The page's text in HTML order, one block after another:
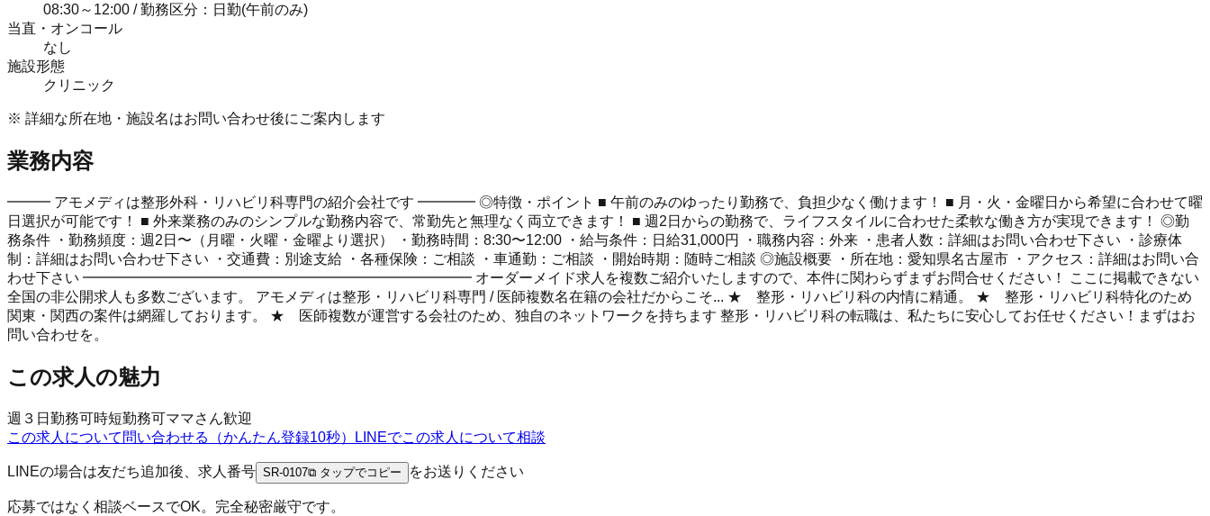
08:30～12:00 / 勤務区分：日勤(午前のみ)
当直・オンコール
なし
施設形態
クリニック
※ 詳細な所在地・施設名はお問い合わせ後にご案内します
業務内容
━━━ アモメディは整形外科・リハビリ科専門の紹介会社です ━━━━ ◎特徴・ポイント ■ 午前のみのゆったり勤務で、負担少なく働けます！ ■ 月・火・金曜日から希望に合わせて曜
日選択が可能です！ ■ 外来業務のみのシンプルな勤務内容で、常勤先と無理なく両立できます！ ■ 週2日からの勤務で、ライフスタイルに合わせた柔軟な働き方が実現できます！ ◎勤
務条件 ・勤務頻度：週2日〜（月曜・火曜・金曜より選択） ・勤務時間：8:30〜12:00 ・給与条件：日給31,000円 ・職務内容：外来 ・患者人数：詳細はお問い合わせ下さい ・診療体
制：詳細はお問い合わせ下さい ・交通費：別途支給 ・各種保険：ご相談 ・車通勤：ご相談 ・開始時期：随時ご相談 ◎施設概要 ・所在地：愛知県名古屋市 ・アクセス：詳細はお問い合
わせ下さい ━━━━━━━━━━━━━━━━━━━━━━━━━━━ オーダーメイド求人を複数ご紹介いたしますので、本件に関わらずまずお問合せください！ ここに掲載できない
全国の非公開求人も多数ございます。 アモメディは整形・リハビリ科専門 / 医師複数名在籍の会社だからこそ... ★ 整形・リハビリ科の内情に精通。 ★ 整形・リハビリ科特化のため
関東・関西の案件は網羅しております。 ★ 医師複数が運営する会社のため、独自のネットワークを持ちます 整形・リハビリ科の転職は、私たちに安心してお任せください！まずはお
問い合わせを。
この求人の魅力
週３日勤務可時短勤務可ママさん歓迎
この求人について問い合わせる（かんたん登録10秒）
LINEでこの求人について相談
LINEの場合は友だち追加後、求人番号 SR-0107⧉ タップでコピー をお送りください
応募ではなく相談ベースでOK。完全秘密厳守です。